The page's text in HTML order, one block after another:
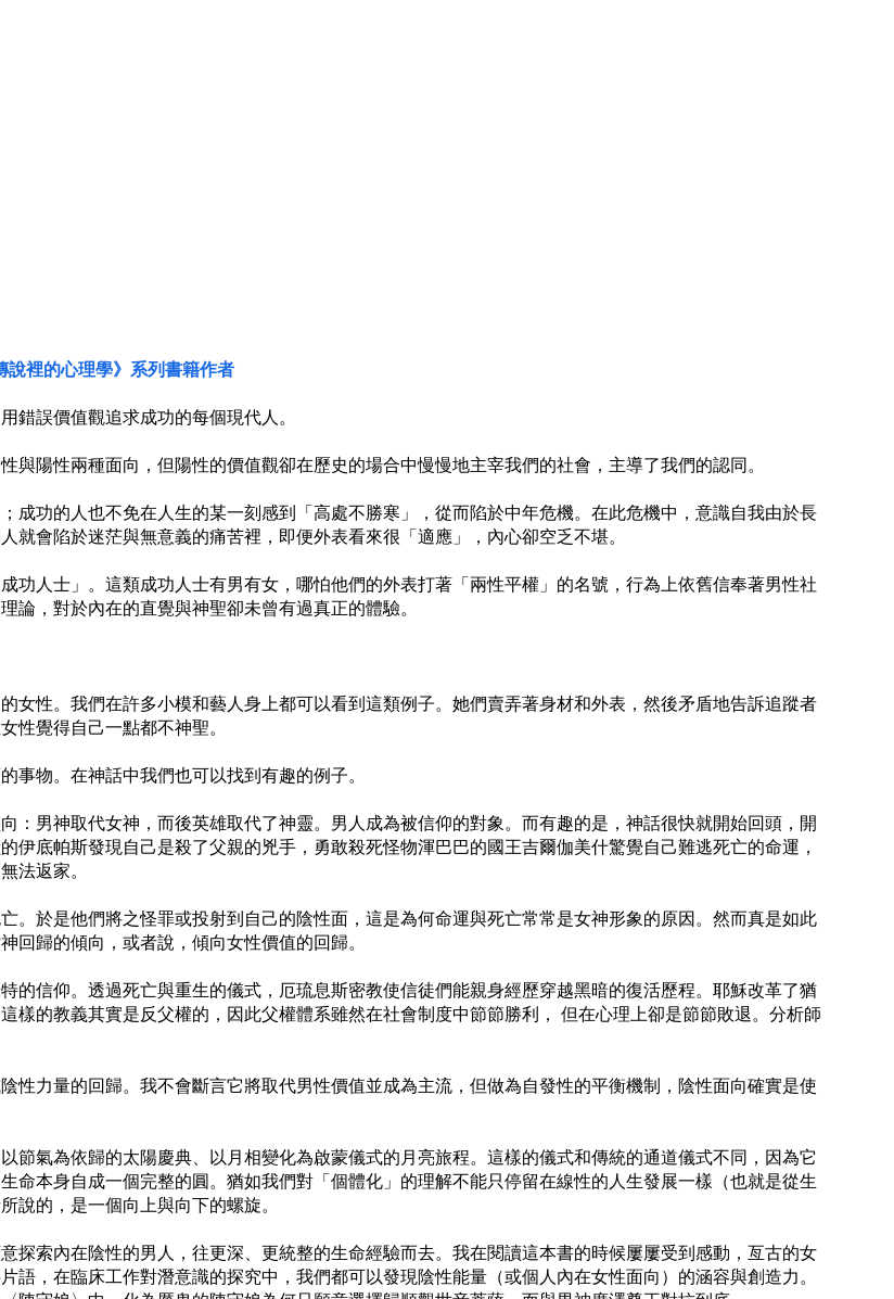
說裡的心理學》系列書籍作者
錯誤價值觀追求成功的每個現代人。
陽性兩種面向，但陽性的價值觀卻在歷史的場合中慢慢地主宰我們的社會，主導了我們的認同。
成功的人也不免在人生的某一刻感到「高處不勝寒」，從而陷於中年危機。在此危機中，意識自我由於長
會陷於迷茫與無意義的痛苦裡，即便外表看來很「適應」，內心卻空乏不堪。
功人士」。這類成功人士有男有女，哪怕他們的外表打著「兩性平權」的名號，行為上依舊信奉著男性社
，對於內在的直覺與神聖卻未曾有過真正的體驗。
女性。我們在許多小模和藝人身上都可以看到這類例子。她們賣弄著身材和外表，然後矛盾地告訴追蹤者
性覺得自己一點都不神聖。
物。在神話中我們也可以找到有趣的例子。
：男神取代女神，而後英雄取代了神靈。男人成為被信仰的對象。而有趣的是，神話很快就開始回頭，開
底帕斯發現自己是殺了父親的兇手，勇敢殺死怪物渾巴巴的國王吉爾伽美什驚覺自己難逃死亡的命運，
法返家。
。於是他們將之怪罪或投射到自己的陰性面，這是為何命運與死亡常常是女神形象的原因。然而真是如此
歸的傾向，或者說，傾向女性價值的回歸。
的信仰。透過死亡與重生的儀式，厄琉息斯密教使信徒們能親身經歷穿越黑暗的復活歷程。耶穌改革了猶
樣的教義其實是反父權的，因此父權體系雖然在社會制度中節節勝利， 但在心理上卻是節節敗退。分析師
性力量的回歸。我不會斷言它將取代男性價值並成為主流，但做為自發性的平衡機制，陰性面向確實是使
節氣為依歸的太陽慶典、以月相變化為啟蒙儀式的月亮旅程。這樣的儀式和傳統的通道儀式不同，因為它
命本身自成一個完整的圓。猶如我們對「個體化」的理解不能只停留在線性的人生發展一樣（也就是從生
說的，是一個向上與向下的螺旋。
探索內在陰性的男人，往更深、更統整的生命經驗而去。我在閱讀這本書的時候屢屢受到感動，亙古的女
，在臨床工作對潛意識的探究中，我們都可以發現陰性能量（或個人內在女性面向）的涵容與創造力。